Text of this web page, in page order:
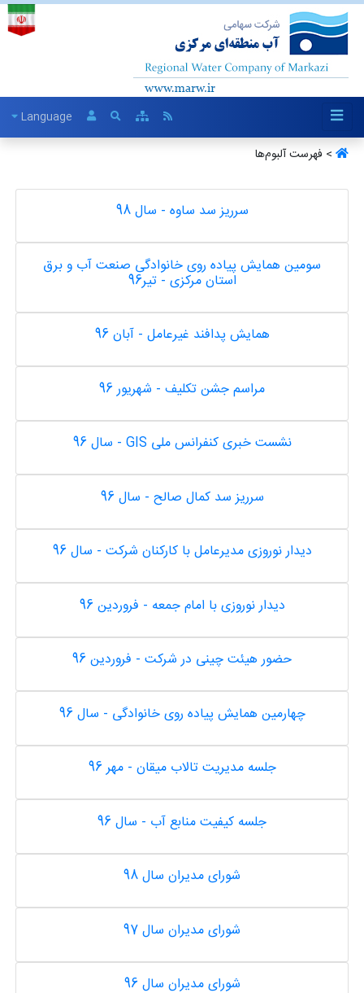
Language
> فهرست آلبو‌م‌ها
سرریز سد ساوه - سال 98
سومین همایش پیاده روی خانوادگی صنعت آب و برق
استان مرکزی - تیر96
همایش پدافند غیرعامل - آبان 96
مراسم جشن تکلیف - شهریور 96
نشست خبری کنفرانس ملی GIS - سال 96
سرریز سد کمال صالح - سال 96
دیدار نوروزی مدیرعامل با کارکنان شرکت - سال 96
دیدار نوروزی با امام جمعه - فروردین 96
حضور هیئت چینی در شرکت - فروردین 96
چهارمین همایش پیاده روی خانوادگی - سال 96
جلسه مدیریت تالاب میقان - مهر 96
جلسه کیفیت منابع آب - سال 96
شورای مدیران سال 98
شورای مدیران سال 97
شورای مدیران سال 96